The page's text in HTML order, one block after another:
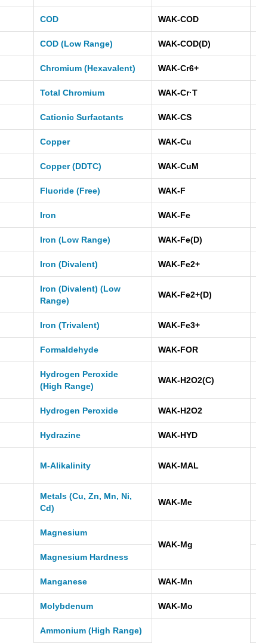
COD WAK-COD
COD (Low Range) WAK-COD(D)
Chromium (Hexavalent) WAK-Cr6+
Total Chromium WAK-Cr·T
Cationic Surfactants WAK-CS
Copper WAK-Cu
Copper (DDTC) WAK-CuM
Fluoride (Free) WAK-F
Iron WAK-Fe
Iron (Low Range) WAK-Fe(D)
Iron (Divalent) WAK-Fe2+
Iron (Divalent) (Low
Range)
WAK-Fe2+(D)
Iron (Trivalent) WAK-Fe3+
Formaldehyde WAK-FOR
Hydrogen Peroxide
(High Range)
WAK-H2O2(C)
Hydrogen Peroxide WAK-H2O2
Hydrazine WAK-HYD
M-Alikalinity WAK-MAL
Metals (Cu, Zn, Mn, Ni,
Cd)
WAK-Me
Magnesium
WAK-Mg
Magnesium Hardness
Manganese WAK-Mn
Molybdenum WAK-Mo
Ammonium (High Range)